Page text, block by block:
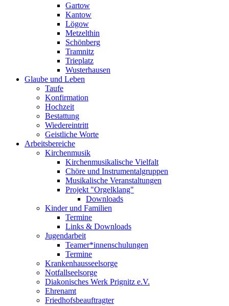
Gartow
Kantow
Lögow
Metzelthin
Schönberg
Tramnitz
Trieplatz
Wusterhausen
Glaube und Leben
Taufe
Konfirmation
Hochzeit
Bestattung
Wiedereintritt
Geistliche Worte
Arbeitsbereiche
Kirchenmusik
Kirchenmusikalische Vielfalt
Chöre und Instrumentalgruppen
Musikalische Veranstaltungen
Projekt "Orgelklang"
Downloads
Kinder und Familien
Termine
Links & Downloads
Jugendarbeit
Teamer*innenschulungen
Termine
Krankenhausseelsorge
Notfallseelsorge
Diakonisches Werk Prignitz e.V.
Ehrenamt
Friedhofsbeauftragter